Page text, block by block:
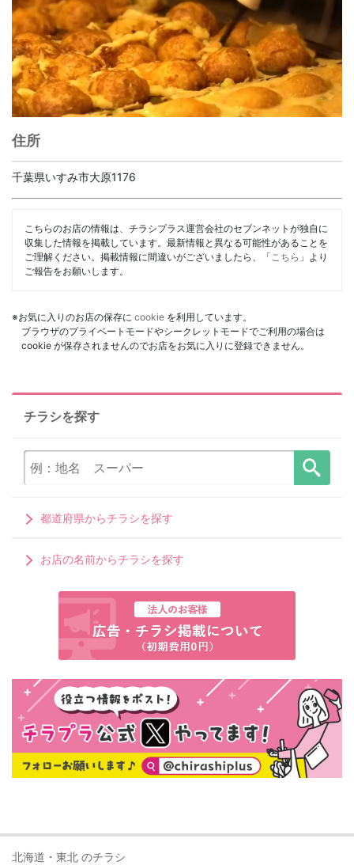
住所
千葉県いすみ市大原1176
こちらのお店の情報は、チラシプラス運営会社のセブンネットが独自に
収集した情報を掲載しています。最新情報と異なる可能性があることを
ご理解ください。掲載情報に間違いがございましたら、「 こちら 」より
ご報告をお願いします。
※お気に入りのお店の保存に cookie を利用しています。
ブラウザのプライベートモードやシークレットモードでご利用の場合は
cookie が保存されませんのでお店をお気に入りに登録できません。
チラシを探す
都道府県からチラシを探す
お店の名前からチラシを探す
北海道・東北 のチラシ